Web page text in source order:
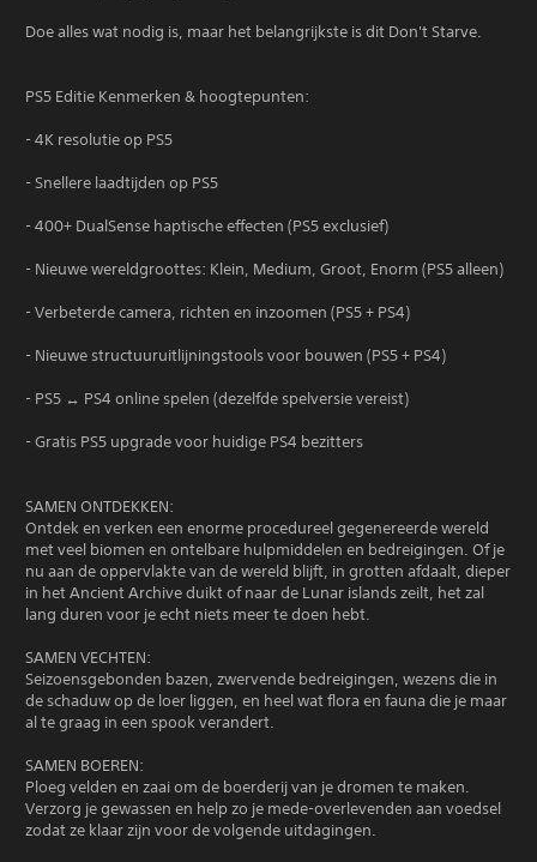
Doe alles wat nodig is, maar het belangrijkste is dit Don't Starve.
PS5 Editie Kenmerken & hoogtepunten:
- 4K resolutie op PS5
- Snellere laadtijden op PS5
- 400+ DualSense haptische effecten (PS5 exclusief)
- Nieuwe wereldgroottes: Klein, Medium, Groot, Enorm (PS5 alleen)
- Verbeterde camera, richten en inzoomen (PS5 + PS4)
- Nieuwe structuuruitlijningstools voor bouwen (PS5 + PS4)
- PS5 ↔ PS4 online spelen (dezelfde spelversie vereist)
- Gratis PS5 upgrade voor huidige PS4 bezitters
SAMEN ONTDEKKEN:
Ontdek en verken een enorme procedureel gegenereerde wereld
met veel biomen en ontelbare hulpmiddelen en bedreigingen. Of je
nu aan de oppervlakte van de wereld blijft, in grotten afdaalt, dieper
in het Ancient Archive duikt of naar de Lunar islands zeilt, het zal
lang duren voor je echt niets meer te doen hebt.
SAMEN VECHTEN:
Seizoensgebonden bazen, zwervende bedreigingen, wezens die in
de schaduw op de loer liggen, en heel wat flora en fauna die je maar
al te graag in een spook verandert.
SAMEN BOEREN:
Ploeg velden en zaai om de boerderij van je dromen te maken.
Verzorg je gewassen en help zo je mede-overlevenden aan voedsel
zodat ze klaar zijn voor de volgende uitdagingen.